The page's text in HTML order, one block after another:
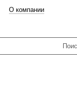
О компании